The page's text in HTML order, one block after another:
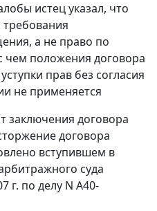
истец указал, что
а не право по
чем положения договора
прав без согласия
не применяется
заключения договора
договора
вступившем в
суда
г. по делу N А40-